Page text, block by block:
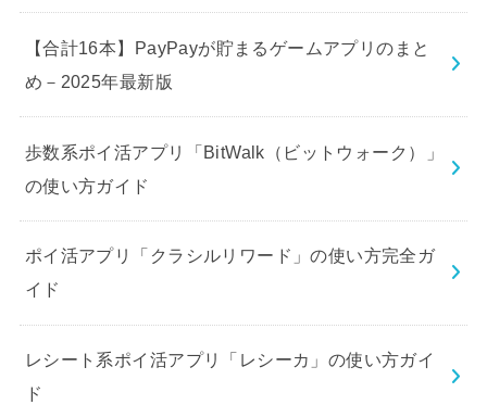
【合計16本】PayPayが貯まるゲームアプリのまと
め－2025年最新版
歩数系ポイ活アプリ「BitWalk（ビットウォーク）」
の使い方ガイド
ポイ活アプリ「クラシルリワード」の使い方完全ガ
イド
レシート系ポイ活アプリ「レシーカ」の使い方ガイ
ド